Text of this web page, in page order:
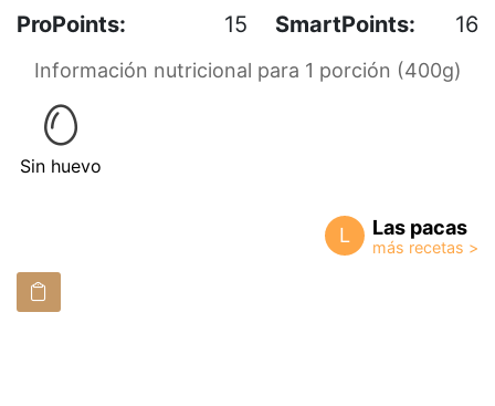
ProPoints:
15 SmartPoints: 16
Información nutricional para 1 porción (400g)
Sin huevo
L Las pacas